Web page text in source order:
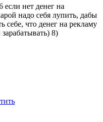
если нет денег на
надо себя лупить, дабы
себе, что денег на рекламу
8)